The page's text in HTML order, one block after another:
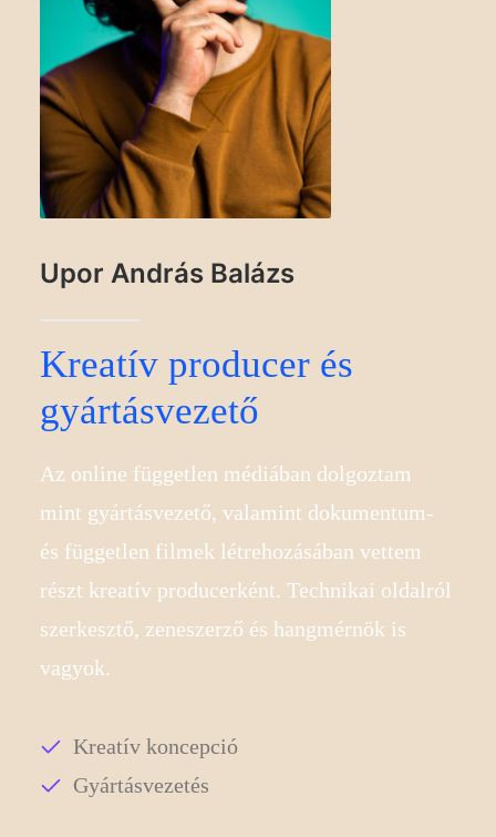
Upor András Balázs
Kreatív producer és
gyártásvezető
Az online független médiában dolgoztam
mint gyártásvezető, valamint dokumentum-
és független filmek létrehozásában vettem
részt kreatív producerként. Technikai oldalról
szerkesztő, zeneszerző és hangmérnök is
vagyok.
Kreatív koncepció
Gyártásvezetés